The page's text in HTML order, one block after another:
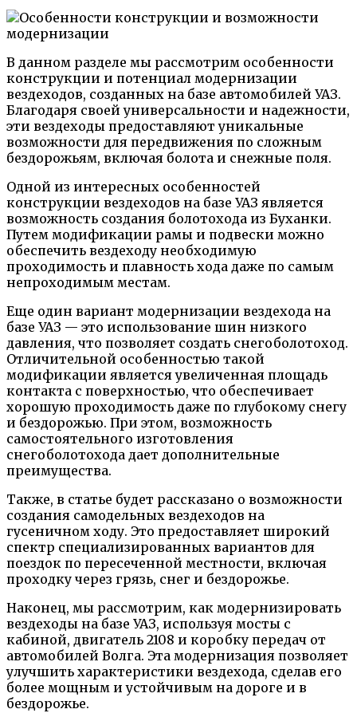
В данном разделе мы рассмотрим особенности
конструкции и потенциал модернизации
вездеходов, созданных на базе автомобилей УАЗ.
Благодаря своей универсальности и надежности,
эти вездеходы предоставляют уникальные
возможности для передвижения по сложным
бездорожьям, включая болота и снежные поля.
Одной из интересных особенностей
конструкции вездеходов на базе УАЗ является
возможность создания болотохода из Буханки.
Путем модификации рамы и подвески можно
обеспечить вездеходу необходимую
проходимость и плавность хода даже по самым
непроходимым местам.
Еще один вариант модернизации вездехода на
базе УАЗ — это использование шин низкого
давления, что позволяет создать снегоболотоход.
Отличительной особенностью такой
модификации является увеличенная площадь
контакта с поверхностью, что обеспечивает
хорошую проходимость даже по глубокому снегу
и бездорожью. При этом, возможность
самостоятельного изготовления
снегоболотохода дает дополнительные
преимущества.
Также, в статье будет рассказано о возможности
создания самодельных вездеходов на
гусеничном ходу. Это предоставляет широкий
спектр специализированных вариантов для
поездок по пересеченной местности, включая
проходку через грязь, снег и бездорожье.
Наконец, мы рассмотрим, как модернизировать
вездеходы на базе УАЗ, используя мосты с
кабиной, двигатель 2108 и коробку передач от
автомобилей Волга. Эта модернизация позволяет
улучшить характеристики вездехода, сделав его
более мощным и устойчивым на дороге и в
бездорожье.